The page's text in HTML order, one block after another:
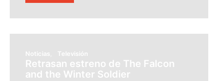
Noticias Televisión
Retrasan estreno de The Falcon
and the Winter Soldier